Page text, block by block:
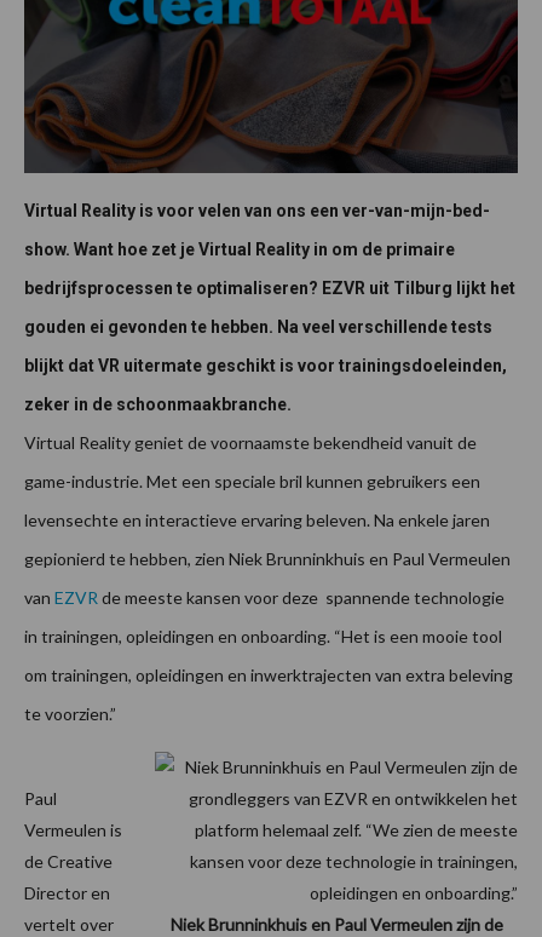
Virtual Reality is voor velen van ons een ver-van-mijn-bed-
show. Want hoe zet je Virtual Reality in om de primaire
bedrijfsprocessen te optimaliseren? EZVR uit Tilburg lijkt het
gouden ei gevonden te hebben. Na veel verschillende tests
blijkt dat VR uitermate geschikt is voor trainingsdoeleinden,
zeker in de schoonmaakbranche.
Virtual Reality geniet de voornaamste bekendheid vanuit de
game-industrie. Met een speciale bril kunnen gebruikers een
levensechte en interactieve ervaring beleven. Na enkele jaren
gepionierd te hebben, zien Niek Brunninkhuis en Paul Vermeulen
van EZVR de meeste kansen voor deze spannende technologie
in trainingen, opleidingen en onboarding. “Het is een mooie tool
om trainingen, opleidingen en inwerktrajecten van extra beleving
te voorzien.”
Niek Brunninkhuis en Paul Vermeulen zijn de
Paul
Vermeulen is
de Creative
Director en
vertelt over